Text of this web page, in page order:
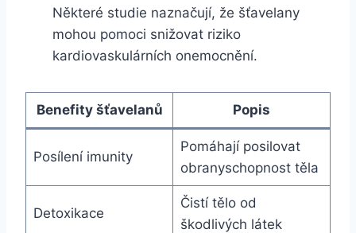
Některé studie naznačují, že šťavelany
mohou pomoci snižovat riziko
kardiovaskulárních onemocnění.
Benefity šťavelanů Popis
Posílení imunity
Pomáhají posilovat
obranyschopnost těla
Detoxikace
Čistí tělo od
škodlivých látek